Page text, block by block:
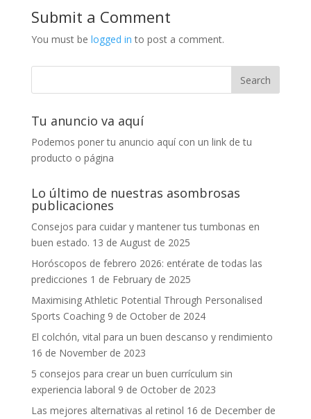
Submit a Comment
You must be logged in to post a comment.
Tu anuncio va aquí
Podemos poner tu anuncio aquí con un link de tu
producto o página
Lo último de nuestras asombrosas
publicaciones
Consejos para cuidar y mantener tus tumbonas en
buen estado. 13 de August de 2025
Horóscopos de febrero 2026: entérate de todas las
predicciones 1 de February de 2025
Maximising Athletic Potential Through Personalised
Sports Coaching 9 de October de 2024
El colchón, vital para un buen descanso y rendimiento
16 de November de 2023
5 consejos para crear un buen currículum sin
experiencia laboral 9 de October de 2023
Las mejores alternativas al retinol 16 de December de